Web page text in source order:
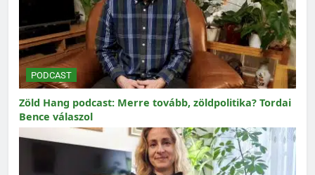
PODCAST
Zöld Hang podcast: Merre tovább, zöldpolitika? Tordai
Bence válaszol